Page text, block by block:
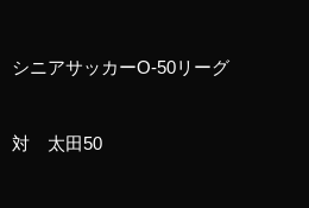
シニアサッカーO-50リーグ
対 太田50